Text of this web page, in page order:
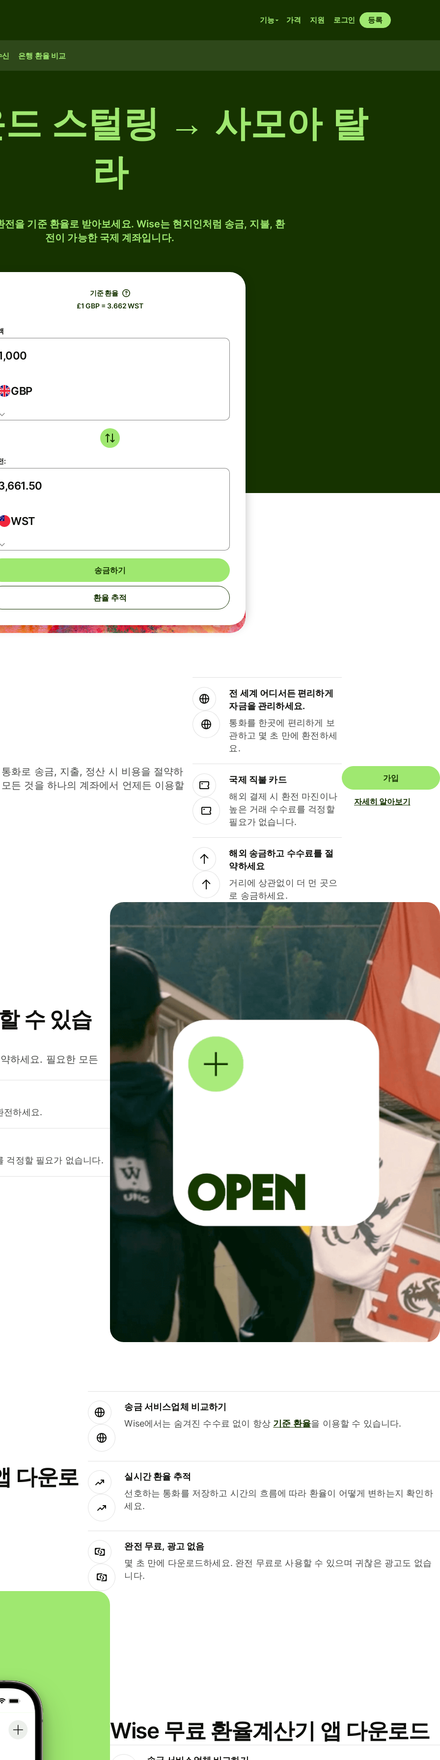
기능 가격 지원 로그인 등록
신 은행 환율 비교
스털링 → 사모아 탈
라
을 기준 환율로 받아보세요. Wise는 현지인처럼 송금, 지불, 환
전이 가능한 국제 계좌입니다.
기준 환율
£1 GBP = 3.662 WST
GBP
:
WST
송금하기
환율 추적
화로 송금, 지출, 정산 시 비용을 절약하
든 것을 하나의 계좌에서 언제든 이용할
전 세계 어디서든 편리하게
자금을 관리하세요.
통화를 한곳에 편리하게 보
관하고 몇 초 만에 환전하세
요.
국제 직불 카드
해외 결제 시 환전 마진이나
높은 거래 수수료를 걱정할
필요가 없습니다.
해외 송금하고 수수료를 절
약하세요
거리에 상관없이 더 먼 곳으
로 송금하세요.
가입
자세히 알아보기
수 있습
하세요. 필요한 모든
전하세요.
걱정할 필요가 없습니다.
다운로
송금 서비스업체 비교하기
Wise에서는 숨겨진 수수료 없이 항상 기준 환율을 이용할 수 있습니다.
실시간 환율 추적
선호하는 통화를 저장하고 시간의 흐름에 따라 환율이 어떻게 변하는지 확인하
세요.
완전 무료, 광고 없음
몇 초 만에 다운로드하세요. 완전 무료로 사용할 수 있으며 귀찮은 광고도 없습
니다.
Wise 무료 환율계산기 앱 다운로드